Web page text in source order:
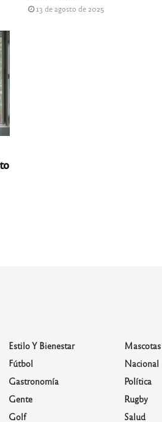
13 de agosto de 2025
Estilo Y Bienestar
Fútbol
Gastronomía
Gente
Golf
Mascotas
Nacional
Política
Rugby
Salud